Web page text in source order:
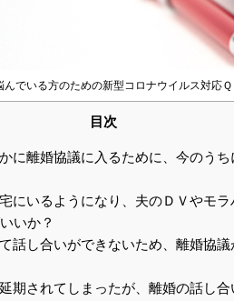
んでいる方のための新型コロナウイルス対応Ｑ
目次
に離婚協議に入るために、今のう
にいるようになり、夫のＤＶやモ
いか？
話し合いができないため、離婚協
期されてしまったが、離婚の話し